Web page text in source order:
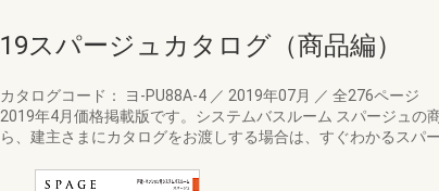
19スパージュカタログ（商品編）
カタログコード： ヨ-PU88A-4 ／ 2019年07月 ／ 全276ページ
2019年4月価格掲載版です。システムバスルーム スパージュ
ら、建主さまにカタログをお渡しする場合は、すぐわかるスパ